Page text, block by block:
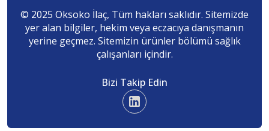
© 2025 Oksoko İlaç, Tüm hakları saklıdır. Sitemizde
yer alan bilgiler, hekim veya eczacıya danışmanın
yerine geçmez. Sitemizin ürünler bölümü sağlık
çalışanları içindir.
Bizi Takip Edin